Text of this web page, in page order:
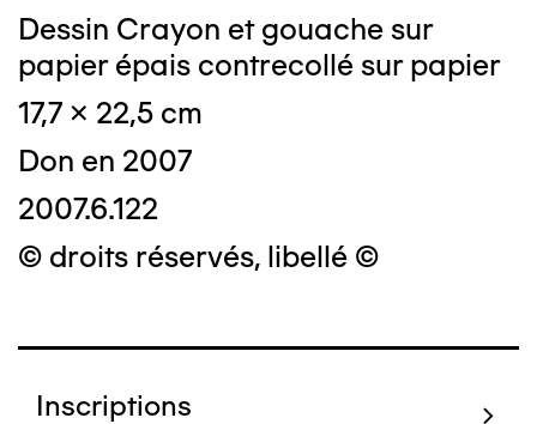
Dessin Crayon et gouache sur
papier épais contrecollé sur papier
17,7 x 22,5 cm
Don en 2007
2007.6.122
© droits réservés, libellé ©
Inscriptions